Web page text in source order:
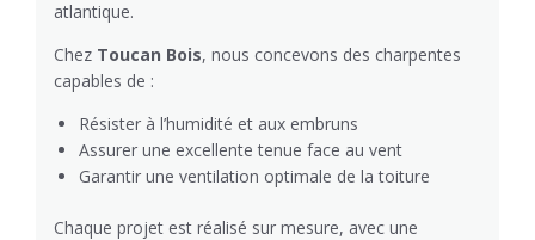
atlantique.
Chez Toucan Bois, nous concevons des charpentes
capables de :
Résister à l’humidité et aux embruns
Assurer une excellente tenue face au vent
Garantir une ventilation optimale de la toiture
Chaque projet est réalisé sur mesure, avec une